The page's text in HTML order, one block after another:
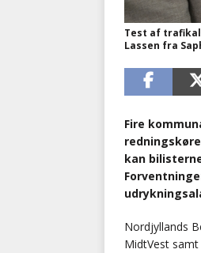
Test af
Lassen fra
Fire
kan
Nordjyllands
MidtVest